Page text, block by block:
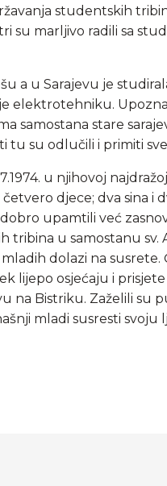
studentskih
su marljivo radili sa
a u Sarajevu je
je elektrotehniku.
samostana stare
tu su odlučili i primiti
u njihovoj
djece; dva sina i
upamtili već
u samostanu sv.
dolazi na susrete.
lijepo osjećaju i
na Bistriku. Zaželili su
mladi susresti svoju